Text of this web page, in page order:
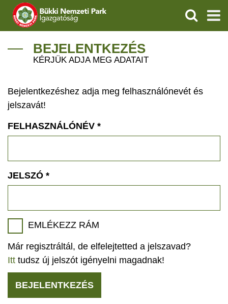
IGAZGATÓSÁG
VÍZVÉDELEM
ÖKOTURIZMUS
GEOPARKOK
KERESÉS
BEJELENTKEZÉS
KÉRJÜK ADJA MEG ADATAIT
Bejelentkezéshez adja meg felhasználónevét és
jelszavát!
FELHASZNÁLÓNÉV *
JELSZÓ *
EMLÉKEZZ RÁM
Már regisztráltál, de elfelejtetted a jelszavad?
Itt tudsz új jelszót igényelni magadnak!
BEJELENTKEZÉS